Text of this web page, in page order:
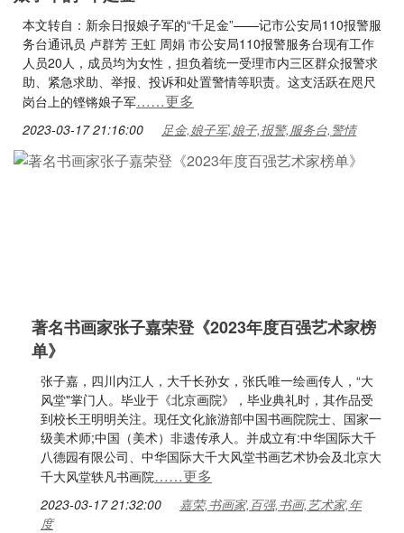
本文转自：新余日报娘子军的“千足金”——记市公安局110报警服
务台通讯员 卢群芳 王虹 周娟 市公安局110报警服务台现有工作
人员20人，成员均为女性，担负着统一受理市内三区群众报警求
助、紧急求助、举报、投诉和处置警情等职责。这支活跃在咫尺
岗台上的铿锵娘子军……更多
2023-03-17 21:16:00 足金,娘子军,娘子,报警,服务台,警情
著名书画家张子嘉荣登《2023年度百强艺术家榜
单》
张子嘉，四川内江人，大千长孙女，张氏唯一绘画传人，“大
风堂"掌门人。毕业于《北京画院》，毕业典礼时，其作品受
到校长王明明关注。现任文化旅游部中国书画院院士、国家一
级美术师;中国（美术）非遗传承人。并成立有:中华国际大千
八德园有限公司、中华国际大千大风堂书画艺术协会及北京大
千大风堂轶凡书画院……更多
2023-03-17 21:32:00
嘉荣,书画家,百强,书画,艺术家,年
度